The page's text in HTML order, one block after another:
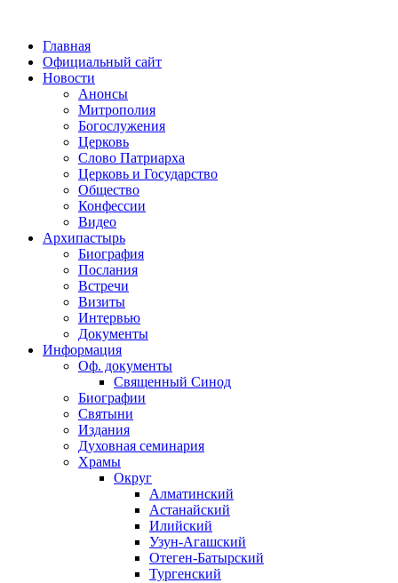
Главная
Официальный сайт
Новости
Анонсы
Митрополия
Богослужения
Церковь
Слово Патриарха
Церковь и Государство
Общество
Конфессии
Видео
Архипастырь
Биография
Послания
Встречи
Визиты
Интервью
Документы
Информация
Оф. документы
Священный Синод
Биографии
Святыни
Издания
Духовная семинария
Храмы
Округ
Алматинский
Астанайский
Илийский
Узун-Агашский
Отеген-Батырский
Тургенский